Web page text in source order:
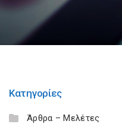
Κατηγορίες
Άρθρα – Μελέτες